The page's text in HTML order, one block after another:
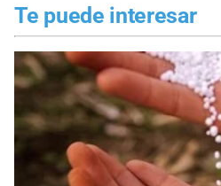
Te puede interesar